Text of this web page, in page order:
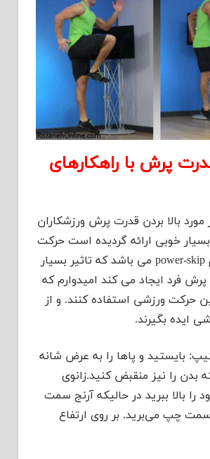
پرش با راهکارهای
بالا بردن قدرت پرش ورزشکاران
خوبی ارائه گردیده است حرکت
ورزشی زیر بنام power-skip می باشد که تاثیر بسیار
فرد ایجاد می کند امیدوارم که
حرکت ورزشی استفاده کنند. و از
ایده بگیرند.
بایستید و پاها را به عرض شانه
بدن را نیز منقبض کنید.زانوی
بالا ببرید در حالیکه آرنج سمت
چپ می‌برید. بر روی ارتفاع